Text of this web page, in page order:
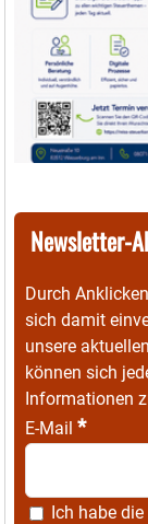
Newsletter-
Durch
sich damit
unsere
können sich
Informationen
E-Mail *
Ich habe die